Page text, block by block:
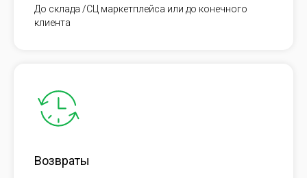
До склада /СЦ маркетплейса или до конечного
клиента
Возвраты